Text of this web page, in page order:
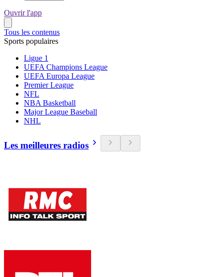
Ouvrir l'app
Tous les contenus
Sports populaires
Ligue 1
UEFA Champions League
UEFA Europa League
Premier League
NFL
NBA Basketball
Major League Baseball
NHL
Les meilleures radios